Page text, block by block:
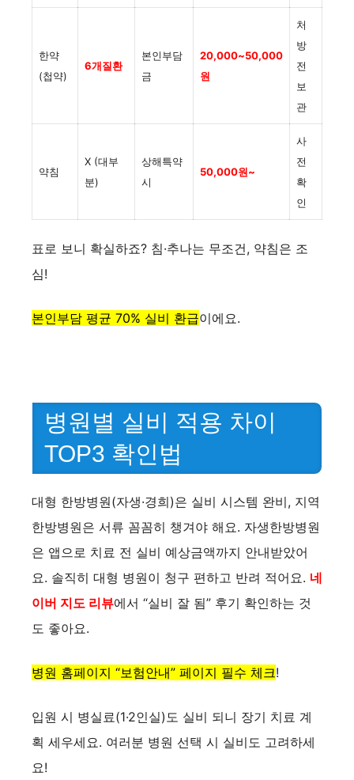
한약
(첩약)
6개질환
본인부담
금
20,000~50,000
원
처
방
전
보
관
약침
X (대부
분)
상해특약
시
50,000원~
사
전
확
인
표로 보니 확실하죠? 침·추나는 무조건, 약침은 조
심!
본인부담 평균 70% 실비 환급이에요.
병원별 실비 적용 차이
TOP3 확인법
대형 한방병원(자생·경희)은 실비 시스템 완비, 지역
한방병원은 서류 꼼꼼히 챙겨야 해요. 자생한방병원
은 앱으로 치료 전 실비 예상금액까지 안내받았어
요. 솔직히 대형 병원이 청구 편하고 반려 적어요. 네
이버 지도 리뷰에서 “실비 잘 됨” 후기 확인하는 것
도 좋아요.
병원 홈페이지 “보험안내” 페이지 필수 체크!
입원 시 병실료(1·2인실)도 실비 되니 장기 치료 계
획 세우세요. 여러분 병원 선택 시 실비도 고려하세
요!